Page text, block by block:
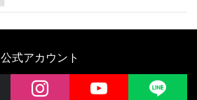
公式アカウント
instagram YouTube